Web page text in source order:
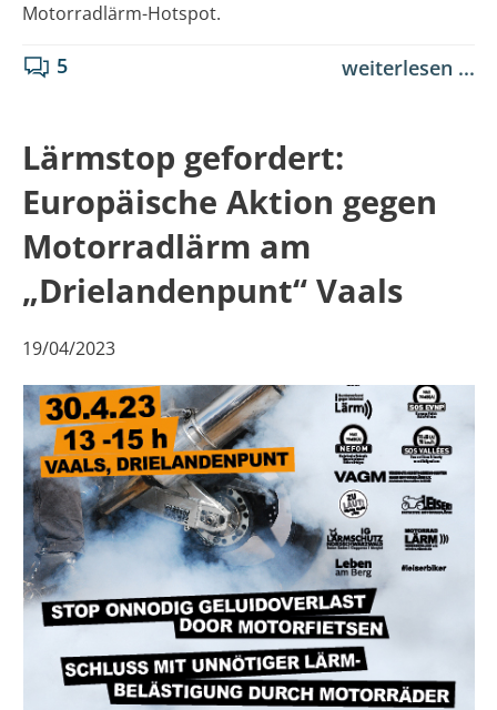
Motorradlärm-Hotspot.
5 weiterlesen ...
Lärmstop gefordert:
Europäische Aktion gegen
Motorradlärm am
„Drielandenpunt“ Vaals
19/04/2023